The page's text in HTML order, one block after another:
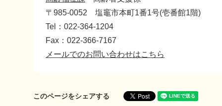
〒985-0052
塩竈市本町1番1号(壱番館1階)
Tel：022-364-1204
Fax：022-366-7167
メールでのお問い合わせはこちら
このページをシェアする